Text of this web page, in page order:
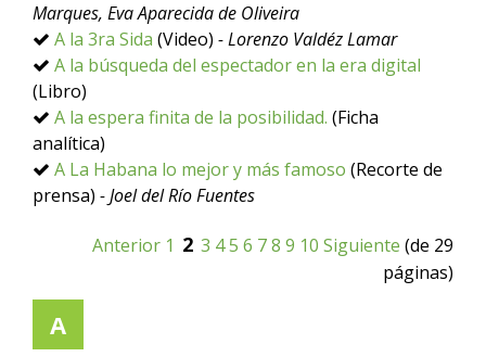
Marques, Eva Aparecida de Oliveira
A la 3ra Sida (Video) - Lorenzo Valdéz Lamar
A la búsqueda del espectador en la era digital
(Libro)
A la espera finita de la posibilidad. (Ficha
analítica)
A La Habana lo mejor y más famoso (Recorte de
prensa) - Joel del Río Fuentes
Anterior 1 2 3 45 6 78 9 10 Siguiente (de 29
páginas)
A